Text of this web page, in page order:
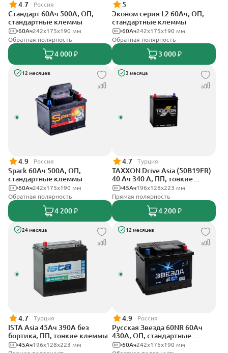
4.7 Россия
Стандарт 60Ач 500А, ОП,
стандартные клеммы
242x175x190 мм
60Ач
Обратная полярность
4 000 ₽
5
Эконом серия L2 60Ач, ОП,
стандартные клеммы
242х175х190 мм
60Ач
Обратная полярность
3 000 ₽
12 месяцев
4.9 Россия
Spark 60Ач 500А, ОП,
стандартные клеммы
242х175х190 мм
60Ач
Обратная полярность
4 200 ₽
3 месяца
4.7 Турция
TAXXON Drive Asia (50B19FR)
40 Ач 340 А, ПП, тонкие
клеммы196х128х223 мм
45Ач
Прямая полярность
4 200 ₽
24 месяца
4.7 Турция
ISTA Asia 45Ач 390А без
бортика, ПП, тонкие клеммы
196х128х223 мм
45Ач
12 месяцев
4.9 Россия
Русская Звезда 60NR 60Ач
430А, ОП, стандартные
клеммы242x175x190 мм
60Ач